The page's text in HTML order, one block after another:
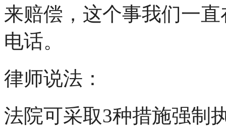
来赔偿，这个事我们一
电话。
律师说法：
法院可采取3种措施强制